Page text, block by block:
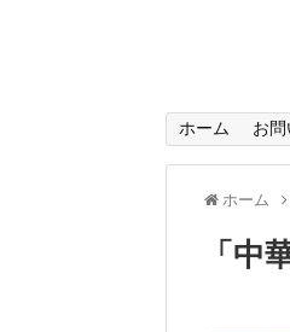
ホーム お
ホーム
「 中